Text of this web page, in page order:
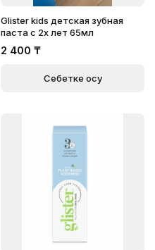
Glister kids детская зубная
паста с 2х лет 65мл
2 400 ₸
Себетке қосу